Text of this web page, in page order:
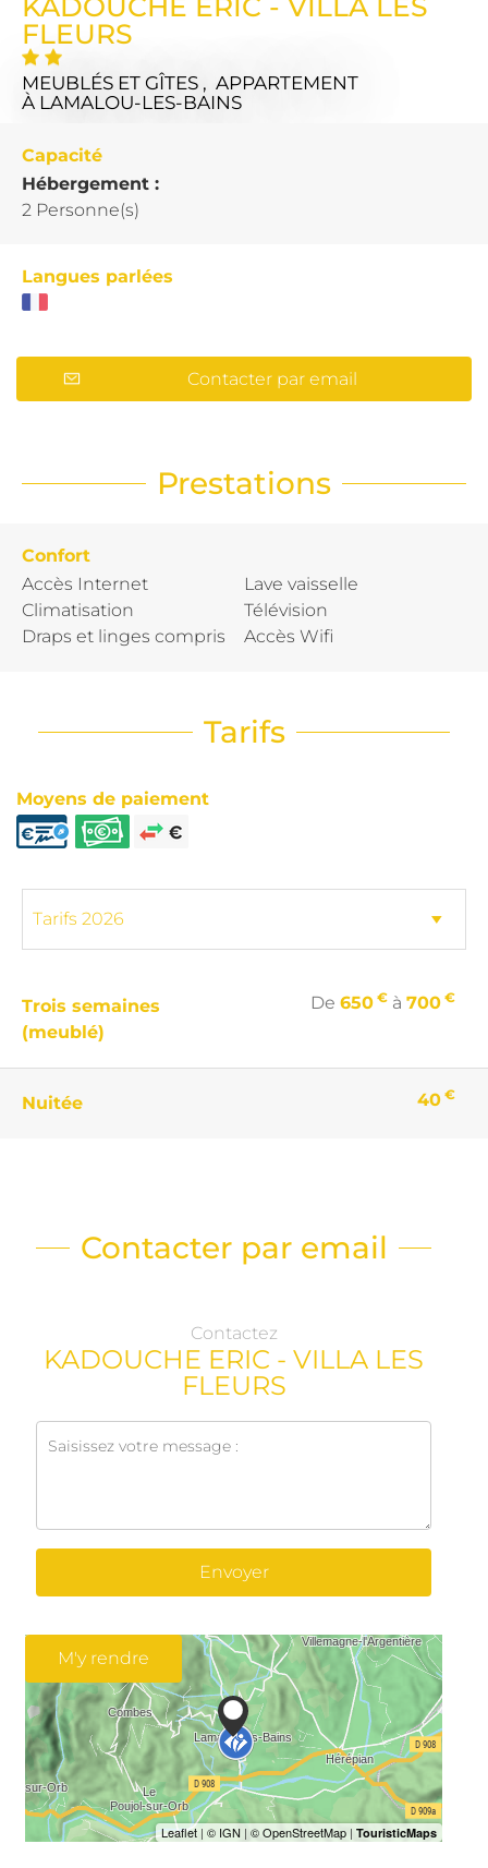
FLEURS
MEUBLÉS ET GÎTES , APPARTEMENT
À LAMALOU-LES-BAINS
Capacité
Hébergement :
2 Personne(s)
Langues parlées
Contacter par email
Prestations
Confort
Accès Internet
Climatisation
Draps et linges compris
Lave vaisselle
Télévision
Accès Wifi
Tarifs
Moyens de paiement
Trois semaines
(meublé)
De 650 € à 700 €
Nuitée 40 €
Contacter par email
Contactez
KADOUCHE ERIC - VILLA LES
FLEURS
Envoyer
M'y rendre